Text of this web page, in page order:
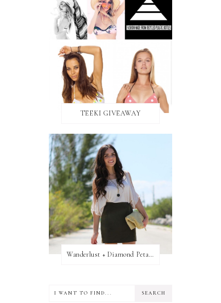
TEEKI GIVEAWAY
Wanderlust + Diamond Petal Giveaway